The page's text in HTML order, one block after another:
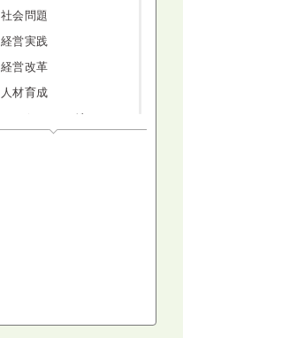
社会問題
経営実践
経営改革
人材育成
マーケティング
スポーツ